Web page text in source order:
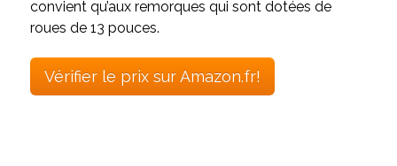
convient qu’aux remorques qui sont dotées de
roues de 13 pouces.
Vérifier le prix sur Amazon.fr!